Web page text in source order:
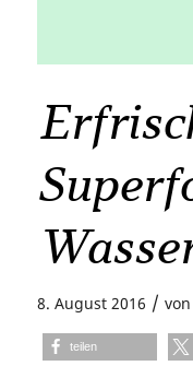
8. August 2016 / von
teilen